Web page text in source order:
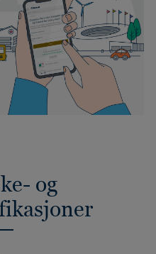
og